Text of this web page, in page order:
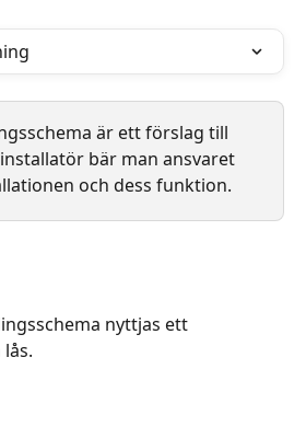
är ett förslag till
bär man ansvaret
och dess funktion.
nyttjas ett